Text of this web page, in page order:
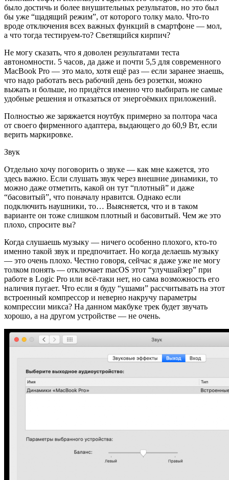
было достичь и более внушительных результатов, но это был
бы уже “щадящий режим”, от которого толку мало. Что-то
вроде отключения всех важных функций в смартфоне — мол,
а что тогда тестируем-то? Светящийся кирпич?
Не могу сказать, что я доволен результатами теста
автономности. 5 часов, да даже и почти 5,5 для современного
MacBook Pro — это мало, хотя ещё раз — если заранее знаешь,
что надо работать весь рабочий день без розетки, можно
выжать и больше, но придётся именно что выбирать не самые
удобные решения и отказаться от энергоёмких приложений.
Полностью же заряжается ноутбук примерно за полтора часа
от своего фирменного адаптера, выдающего до 60,9 Вт, если
верить маркировке.
Звук
Отдельно хочу поговорить о звуке — как мне кажется, это
здесь важно. Если слушать звук через внешние динамики, то
можно даже отметить, какой он тут “плотный” и даже
“басовитый”, что поначалу нравится. Однако если
подключить наушники, то… Выясняется, что и в таком
варианте он тоже слишком плотный и басовитый. Чем же это
плохо, спросите вы?
Когда слушаешь музыку — ничего особенно плохого, кто-то
именно такой звук и предпочитает. Но когда делаешь музыку
— это очень плохо. Честно говоря, сейчас я даже уже не могу
толком понять — отключает macOS этот “улучшайзер” при
работе в Logic Pro или всё-таки нет, но сама возможность его
наличия пугает. Что если я буду “ушами” рассчитывать на этот
встроенный компрессор и неверно накручу параметры
компрессии микса? На данном макбуке трек будет звучать
хорошо, а на другом устройстве — не очень.